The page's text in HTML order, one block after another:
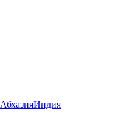
АбхазияИндия